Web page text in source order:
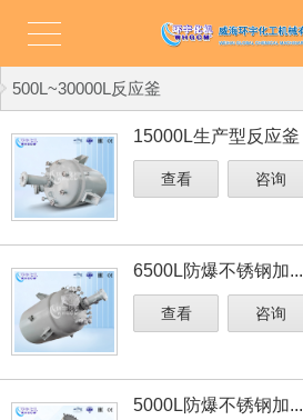
500L~30000L反应釜
15000L生产型反应釜
查看 咨询
6500L防爆不锈钢加...
查看 咨询
5000L防爆不锈钢加...